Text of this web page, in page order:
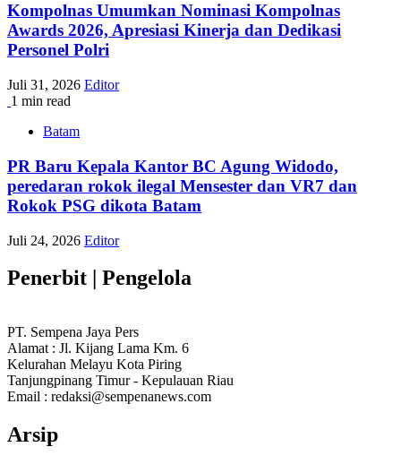
Kompolnas Umumkan Nominasi Kompolnas
Awards 2026, Apresiasi Kinerja dan Dedikasi
Personel Polri
Juli 31, 2026 Editor
1 min read
Batam
PR Baru Kepala Kantor BC Agung Widodo,
peredaran rokok ilegal Mensester dan VR7 dan
Rokok PSG dikota Batam
Juli 24, 2026 Editor
Penerbit | Pengelola
PT. Sempena Jaya Pers
Alamat : Jl. Kijang Lama Km. 6
Kelurahan Melayu Kota Piring
Tanjungpinang Timur - Kepulauan Riau
Email : redaksi@sempenanews.com
Arsip